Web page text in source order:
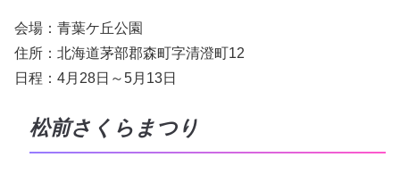
会場：青葉ケ丘公園
住所：北海道茅部郡森町字清澄町12
日程：4月28日～5月13日
松前さくらまつり